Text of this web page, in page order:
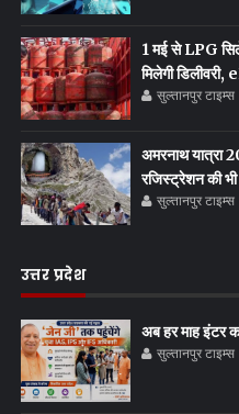
1 मई से LPG
मिलेगी
सुल्तानपुर टाइम्स
अमरनाथ
रजिस्ट्रेशन की भी
सुल्तानपुर टाइम्स
उत्तर प्रदेश
अब हर माह इंटर
सुल्तानपुर टाइम्स